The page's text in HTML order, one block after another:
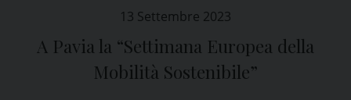
13 Settembre 2023
A Pavia la “Settimana Europea della
Mobilità Sostenibile”